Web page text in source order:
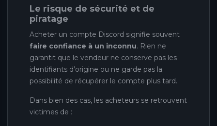
Le risque de sécurité et de
piratage
Acheter un compte Discord signifie souvent
faire confiance à un inconnu. Rien ne
garantit que le vendeur ne conserve pas les
identifiants d’origine ou ne garde pas la
possibilité de récupérer le compte plus tard.
Dans bien des cas, les acheteurs se retrouvent
victimes de :